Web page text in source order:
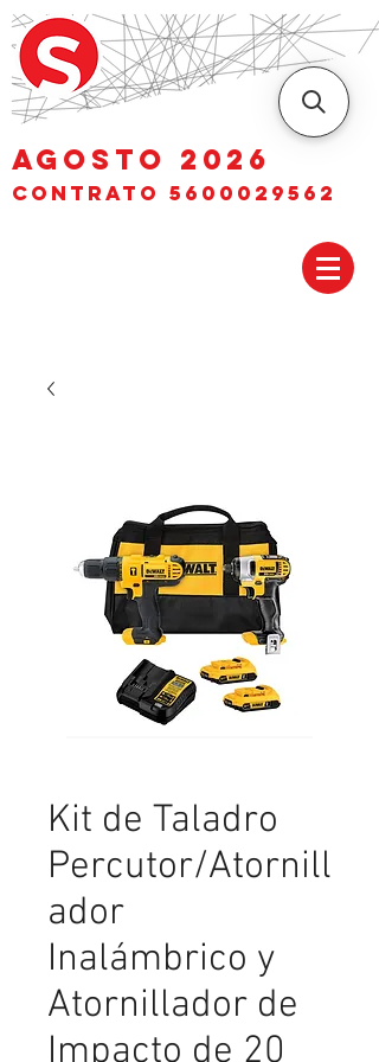
AGOSTO 2026
Contrato 5600029562
Kit de Taladro
Percutor/Atornill
ador
Inalámbrico y
Atornillador de
Impacto de 20